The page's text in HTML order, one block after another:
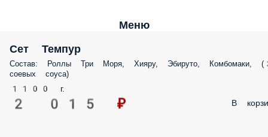
Меню
Сет Темпур
Состав: Роллы Три Моря, Хияру, Эбируто, Комбомаки,
соевых соуса)
1100 г.
2 015 ₽ В